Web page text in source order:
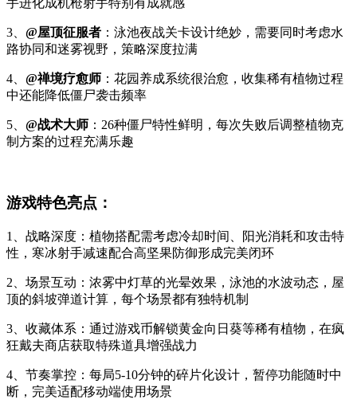
手进化成机枪射手特别有成就感
3、 @屋顶征服者 ：泳池夜战关卡设计绝妙，需要同时考虑水
路协同和迷雾视野，策略深度拉满
4、 @禅境疗愈师 ：花园养成系统很治愈，收集稀有植物过程
中还能降低僵尸袭击频率
5、 @战术大师 ：26种僵尸特性鲜明，每次失败后调整植物克
制方案的过程充满乐趣
游戏特色亮点：
1、战略深度：植物搭配需考虑冷却时间、阳光消耗和攻击特
性，寒冰射手减速配合高坚果防御形成完美闭环
2、场景互动：浓雾中灯草的光晕效果，泳池的水波动态，屋
顶的斜坡弹道计算，每个场景都有独特机制
3、收藏体系：通过游戏币解锁黄金向日葵等稀有植物，在疯
狂戴夫商店获取特殊道具增强战力
4、节奏掌控：每局5-10分钟的碎片化设计，暂停功能随时中
断，完美适配移动端使用场景